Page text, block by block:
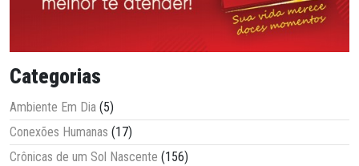
Categorias
Ambiente Em Dia (5)
Conexões Humanas (17)
Crônicas de um Sol Nascente (156)